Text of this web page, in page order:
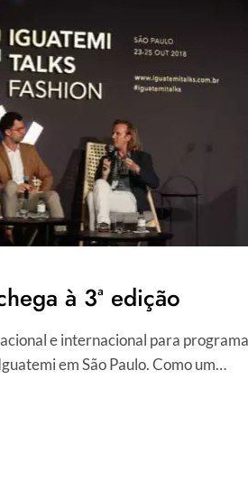
à 3ª edição
e internacional para
em São Paulo. Como um…